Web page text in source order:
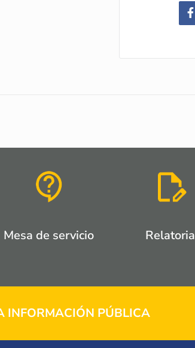
Mesa de servicio Relatoria
INFORMACIÓN PÚBLICA